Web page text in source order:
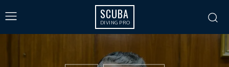
SCUBA
DIVING PRO